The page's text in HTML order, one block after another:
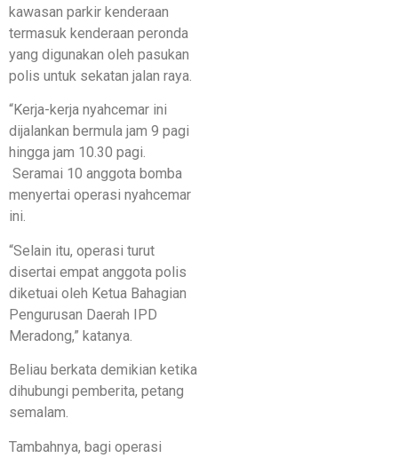
kawasan parkir kenderaan
termasuk kenderaan peronda
yang digunakan oleh pasukan
polis untuk sekatan jalan raya.
“Kerja-kerja nyahcemar ini
dijalankan bermula jam 9 pagi
hingga jam 10.30 pagi.
Seramai 10 anggota bomba
menyertai operasi nyahcemar
ini.
“Selain itu, operasi turut
disertai empat anggota polis
diketuai oleh Ketua Bahagian
Pengurusan Daerah IPD
Meradong,” katanya.
Beliau berkata demikian ketika
dihubungi pemberita, petang
semalam.
Tambahnya, bagi operasi